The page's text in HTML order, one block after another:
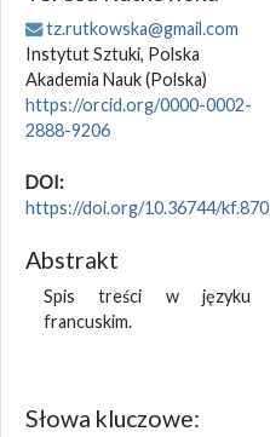
tz.rutkowska@gmail.com
Instytut Sztuki, Polska
Akademia Nauk(Polska)
https://orcid.org/0000-0002-
2888-9206
DOI:
https://doi.org/10.36744/kf.870
Abstrakt
Spis treści w języku
francuskim.
Słowa kluczowe: